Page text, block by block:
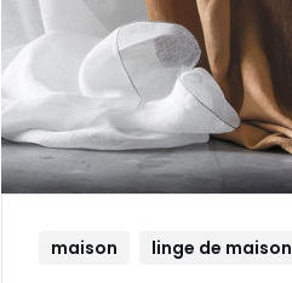
maison linge de maison